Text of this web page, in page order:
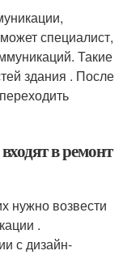
специалист,
Такие
здания . После
в ремонт
нужно возвести
.
с дизайн-